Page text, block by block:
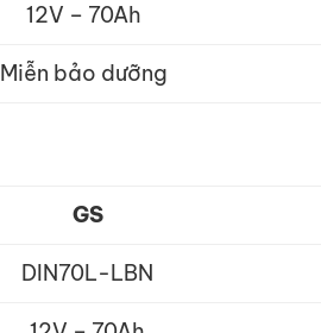
12V – 70Ah
Miễn bảo dưỡng
GS
DIN70L-LBN